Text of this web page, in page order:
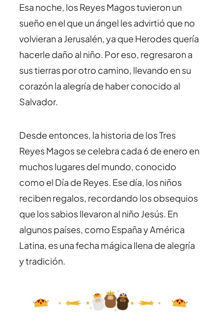
Esa noche, los Reyes Magos tuvieron un
sueño en el que un ángel les advirtió que no
volvieran a Jerusalén, ya que Herodes quería
hacerle daño al niño. Por eso, regresaron a
sus tierras por otro camino, llevando en su
corazón la alegría de haber conocido al
Salvador.
Desde entonces, la historia de los Tres
Reyes Magos se celebra cada 6 de enero en
muchos lugares del mundo, conocido
como el Día de Reyes. Ese día, los niños
reciben regalos, recordando los obsequios
que los sabios llevaron al niño Jesús. En
algunos países, como España y América
Latina, es una fecha mágica llena de alegría
y tradición.